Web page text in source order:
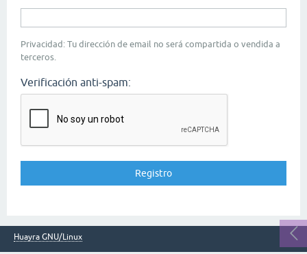
Privacidad: Tu dirección de email no será compartida o vendida a
terceros.
Verificación anti-spam:
Huayra GNU/Linux